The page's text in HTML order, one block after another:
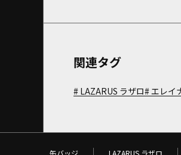
関連タグ
LAZARUS ラザロ エレイ
缶バッジ LAZARUS ラザロ